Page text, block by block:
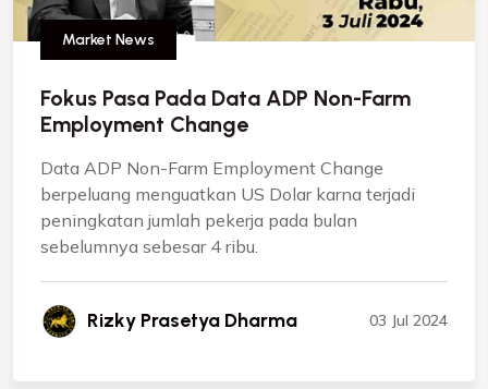
Market News
Fokus Pasa Pada Data ADP Non-Farm
Employment Change
Data ADP Non-Farm Employment Change
berpeluang menguatkan US Dolar karna terjadi
peningkatan jumlah pekerja pada bulan
sebelumnya sebesar 4 ribu.
Rizky Prasetya Dharma 03 Jul 2024